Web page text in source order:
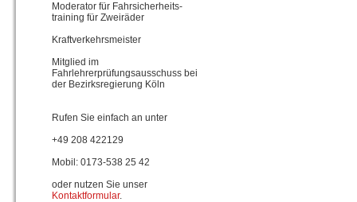
Moderator für Fahrsicherheits-
training für Zweiräder
Kraftverkehrsmeister
Mitglied im
Fahrlehrerprüfungsausschuss bei
der Bezirksregierung Köln
Rufen Sie einfach an unter
+49 208 422129
Mobil: 0173-538 25 42
oder nutzen Sie unser
Kontaktformular.